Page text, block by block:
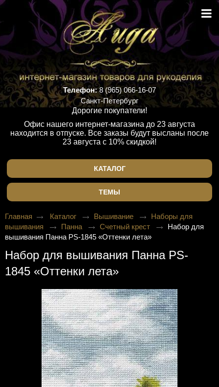
Телефон:8 (965) 066-16-07
Санкт-Петербург
Дорогие покупатели!
Офис нашего интернет-магазина до 23 августа
находится в отпуске. Все заказы будут высланы после
23 августа с 10% скидкой!
КАТАЛОГ
ТЕМЫ
Главная Каталог Вышивание
Наборы для
вышивания
Панна Счетный крест
Набор для
вышивания Панна PS-1845 «Оттенки лета»
Набор для вышивания Панна PS-
1845 «Оттенки лета»